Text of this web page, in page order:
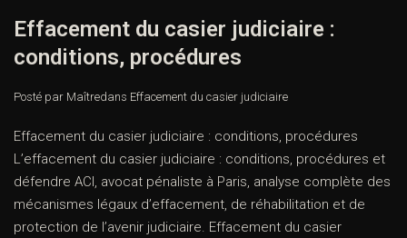
Effacement du casier judiciaire :
conditions, procédures
Posté par Maîtredans Effacement du casier judiciaire
Effacement du casier judiciaire : conditions, procédures
L’effacement du casier judiciaire : conditions, procédures et
défendre ACI, avocat pénaliste à Paris, analyse complète des
mécanismes légaux d’effacement, de réhabilitation et de
protection de l’avenir judiciaire. Effacement du casier